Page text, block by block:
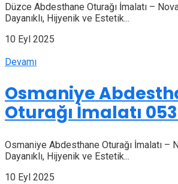
Düzce Abdesthane Oturağı İmalatı –
Dayanıklı, Hijyenik ve Estetik...
10 Eyl 2025
Devamı
Osmaniye
Oturağı İmalatı
Osmaniye Abdesthane Oturağı İmalatı –
Dayanıklı, Hijyenik ve Estetik...
10 Eyl 2025